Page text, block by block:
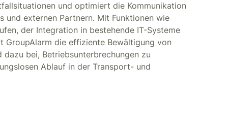
und optimiert die Kommunikation
und externen Partnern. Mit Funktionen wie
der Integration in bestehende IT-Systeme
GroupAlarm die effiziente Bewältigung von
bei, Betriebsunterbrechungen zu
Ablauf in der Transport- und